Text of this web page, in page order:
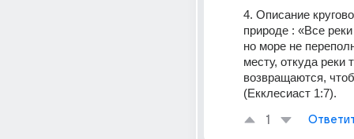
4. Описание
природе : «Все
но море не
месту, откуда реки
возвращаются,
(Екклесиаст 1:7).
1